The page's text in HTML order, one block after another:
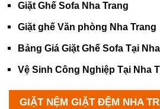
Giặt Ghế Sofa Nha Trang
Giặt ghế Văn phòng Nha Trang
Bảng Giá Giặt Ghế Sofa Tại
Vệ Sinh Công Nghiệp Tại Nha
GIẶT NỆM GIẶT ĐỆM NHA